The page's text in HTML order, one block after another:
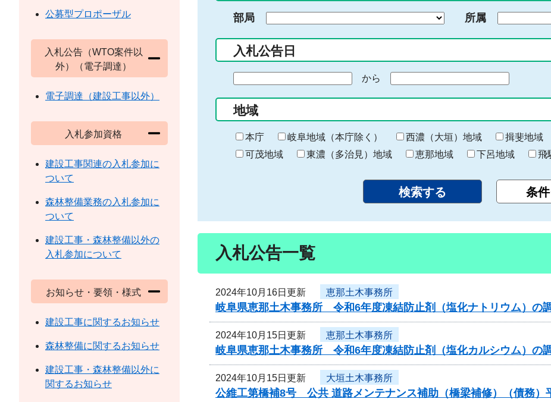
入
力
部局 所属
入札公告日
の
始
ま
り
から
終
わ
り
地域
本庁 岐阜地域（本庁除く） 西濃（大垣）地域 揖斐地域
可茂地域
東濃（多治見）地域 恵那地域 下呂地域 飛
入札公告一覧
2024年10月16日更新 恵那土木事務所
岐阜県恵那土木事務所 令和6年度凍結防止剤（塩化ナトリウム）の
2024年10月15日更新 恵那土木事務所
岐阜県恵那土木事務所 令和6年度凍結防止剤（塩化カルシウム）の
2024年10月15日更新 大垣土木事務所
公維工第橋補8号 公共 道路メンテナンス補助（橋梁補修）（債務
公募型プロポーザル
入札公告（WTO案件以
外）（電子調達）
電子調達（建設工事以外）
入札参加資格
建設工事関連の入札参加に
ついて
森林整備業務の入札参加に
ついて
建設工事・森林整備以外の
入札参加について
お知らせ・要領・様式
建設工事に関するお知らせ
森林整備に関するお知らせ
建設工事・森林整備以外に
関するお知らせ